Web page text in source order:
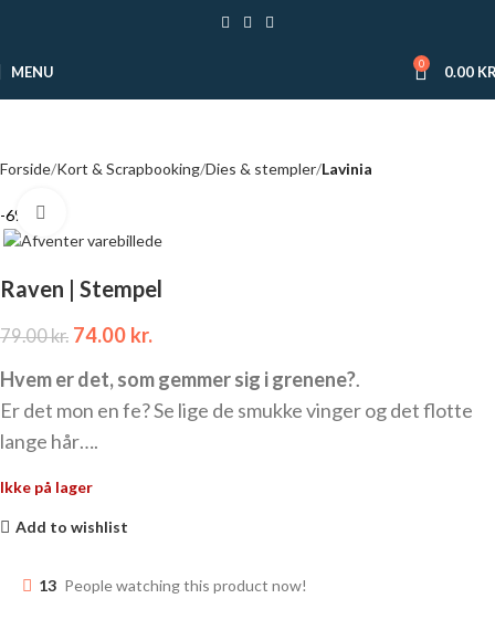
MENU 0 0.00
Forside Kort & Scrapbooking Dies & stempler Lavinia
-6%
Raven | Stempel
79.00kr. 74.00 kr.
Hvem er det, som gemmer sig i grenene?.
Er det mon en fe? Se lige de smukke vinger og det flotte
lange hår….
Ikke på lager
Add to wishlist
13 People watching this product now!